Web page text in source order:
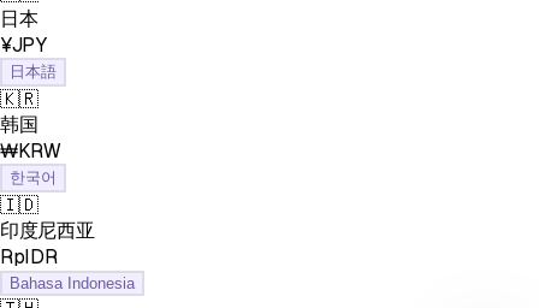
日本
¥JPY
日本語
🇰🇷
韩国
₩KRW
한국어
🇮🇩
印度尼西亚
RpIDR
Bahasa Indonesia